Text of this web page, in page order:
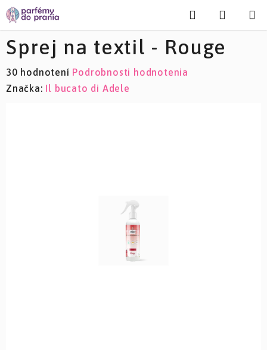
Prejsť
na
obsah
Hľadať
KOŠÍK
Sprej na textil - Rouge
Priemerné
hodnotenie
30 hodnotení Podrobnosti hodnotenia
Značka: Il bucato di Adele